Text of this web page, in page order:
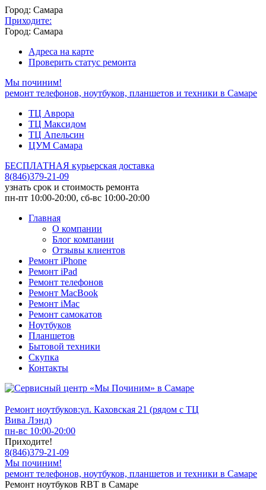
Город: Самара
Приходите:
Город: Самара
Адреса на карте
Проверить статус ремонта
Мы починим!
ремонт телефонов, ноутбуков, планшетов и техники в Самаре
ТЦ Аврора
ТЦ Максидом
ТЦ Апельсин
ЦУМ Самара
БЕСПЛАТНАЯ курьерская доставка
8(846)379-21-09
узнать срок и стоимость ремонта
пн-пт 10:00-20:00, сб-вс 10:00-20:00
Главная
О компании
Блог компании
Отзывы клиентов
Ремонт iPhone
Ремонт iPad
Ремонт телефонов
Ремонт MacBook
Ремонт iMac
Ремонт самокатов
Ноутбуков
Планшетов
Бытовой техники
Скупка
Контакты
Ремонт ноутбуков:ул. Каховская 21 (рядом с ТЦ
Вива Лэнд)
пн-вс 10:00-20:00
Приходите!
8(846)379-21-09
Мы починим!
ремонт телефонов, ноутбуков, планшетов и техники в Самаре
Ремонт ноутбуков RBT в Самаре